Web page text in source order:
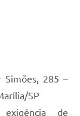
Simões, 285 –
SP
de